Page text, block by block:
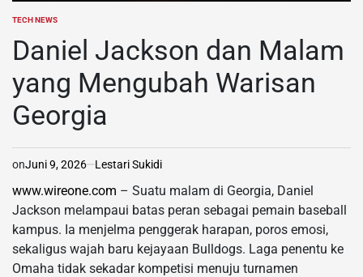
POSTED
TECH NEWS
Daniel Jackson dan Malam
yang Mengubah Warisan
Georgia
onJuni 9, 2026 Lestari Sukidi
www.wireone.com – Suatu malam di Georgia, Daniel
Jackson melampaui batas peran sebagai pemain baseball
kampus. Ia menjelma penggerak harapan, poros emosi,
sekaligus wajah baru kejayaan Bulldogs. Laga penentu ke
Omaha tidak sekadar kompetisi menuju turnamen